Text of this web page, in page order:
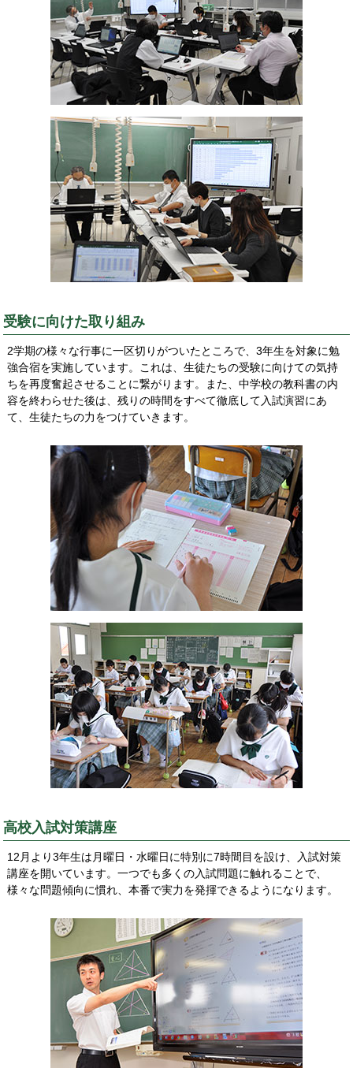
受験に向けた取り組み
2学期の様々な行事に一区切りがついたところで、3年生を対象に勉
強合宿を実施しています。これは、生徒たちの受験に向けての気持
ちを再度奮起させることに繋がります。また、中学校の教科書の内
容を終わらせた後は、残りの時間をすべて徹底して入試演習にあ
て、生徒たちの力をつけていきます。
高校入試対策講座
12月より3年生は月曜日・水曜日に特別に7時間目を設け、入試対策
講座を開いています。一つでも多くの入試問題に触れることで、
様々な問題傾向に慣れ、本番で実力を発揮できるようになります。